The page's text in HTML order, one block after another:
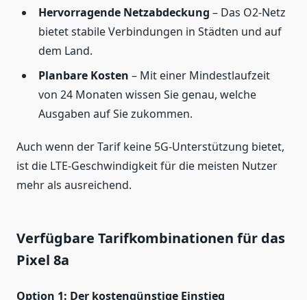
Hervorragende Netzabdeckung – Das O2-Netz
bietet stabile Verbindungen in Städten und auf
dem Land.
Planbare Kosten – Mit einer Mindestlaufzeit
von 24 Monaten wissen Sie genau, welche
Ausgaben auf Sie zukommen.
Auch wenn der Tarif keine 5G-Unterstützung bietet,
ist die LTE-Geschwindigkeit für die meisten Nutzer
mehr als ausreichend.
Verfügbare Tarifkombinationen für das
Pixel 8a
Option 1: Der kostengünstige Einstieg